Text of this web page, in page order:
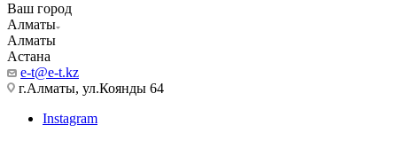
Ваш город
Алматы
Алматы
Астана
e-t@e-t.kz
г.Алматы, ул.Коянды 64
Instagram